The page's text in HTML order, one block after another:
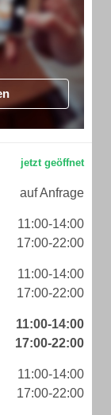
auf Anfrage
11:00-14:00
17:00-22:00
11:00-14:00
17:00-22:00
11:00-14:00
17:00-22:00
11:00-14:00
17:00-22:00